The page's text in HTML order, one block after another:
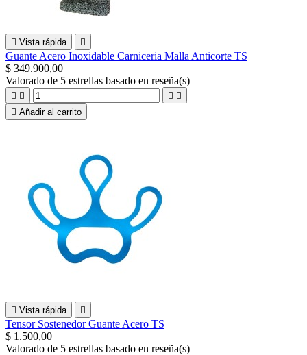
 Vista rápida 
Guante Acero Inoxidable Carniceria Malla Anticorte TS
$ 349.900,00
Valorado de 5 estrellas basado en reseña(s)
   
 Añadir al carrito
 Vista rápida 
Tensor Sostenedor Guante Acero TS
$ 1.500,00
Valorado de 5 estrellas basado en reseña(s)